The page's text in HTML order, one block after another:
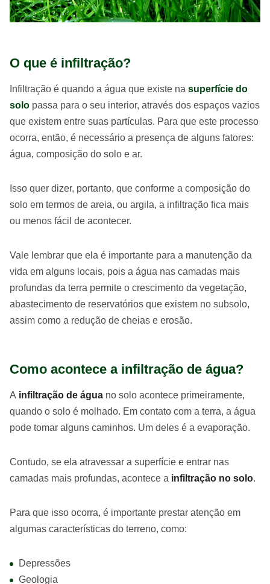
O que é infiltração?
Infiltração é quando a água que existe na superfície do
solo passa para o seu interior, através dos espaços vazios
que existem entre suas partículas. Para que este processo
ocorra, então, é necessário a presença de alguns fatores:
água, composição do solo e ar.
Isso quer dizer, portanto, que conforme a composição do
solo em termos de areia, ou argila, a infiltração fica mais
ou menos fácil de acontecer.
Vale lembrar que ela é importante para a manutenção da
vida em alguns locais, pois a água nas camadas mais
profundas da terra permite o crescimento da vegetação,
abastecimento de reservatórios que existem no subsolo,
assim como a redução de cheias e erosão.
Como acontece a infiltração de água?
A infiltração de água no solo acontece primeiramente,
quando o solo é molhado. Em contato com a terra, a água
pode tomar alguns caminhos. Um deles é a evaporação.
Contudo, se ela atravessar a superfície e entrar nas
camadas mais profundas, acontece a infiltração no solo.
Para que isso ocorra, é importante prestar atenção em
algumas características do terreno, como:
Depressões
Geologia